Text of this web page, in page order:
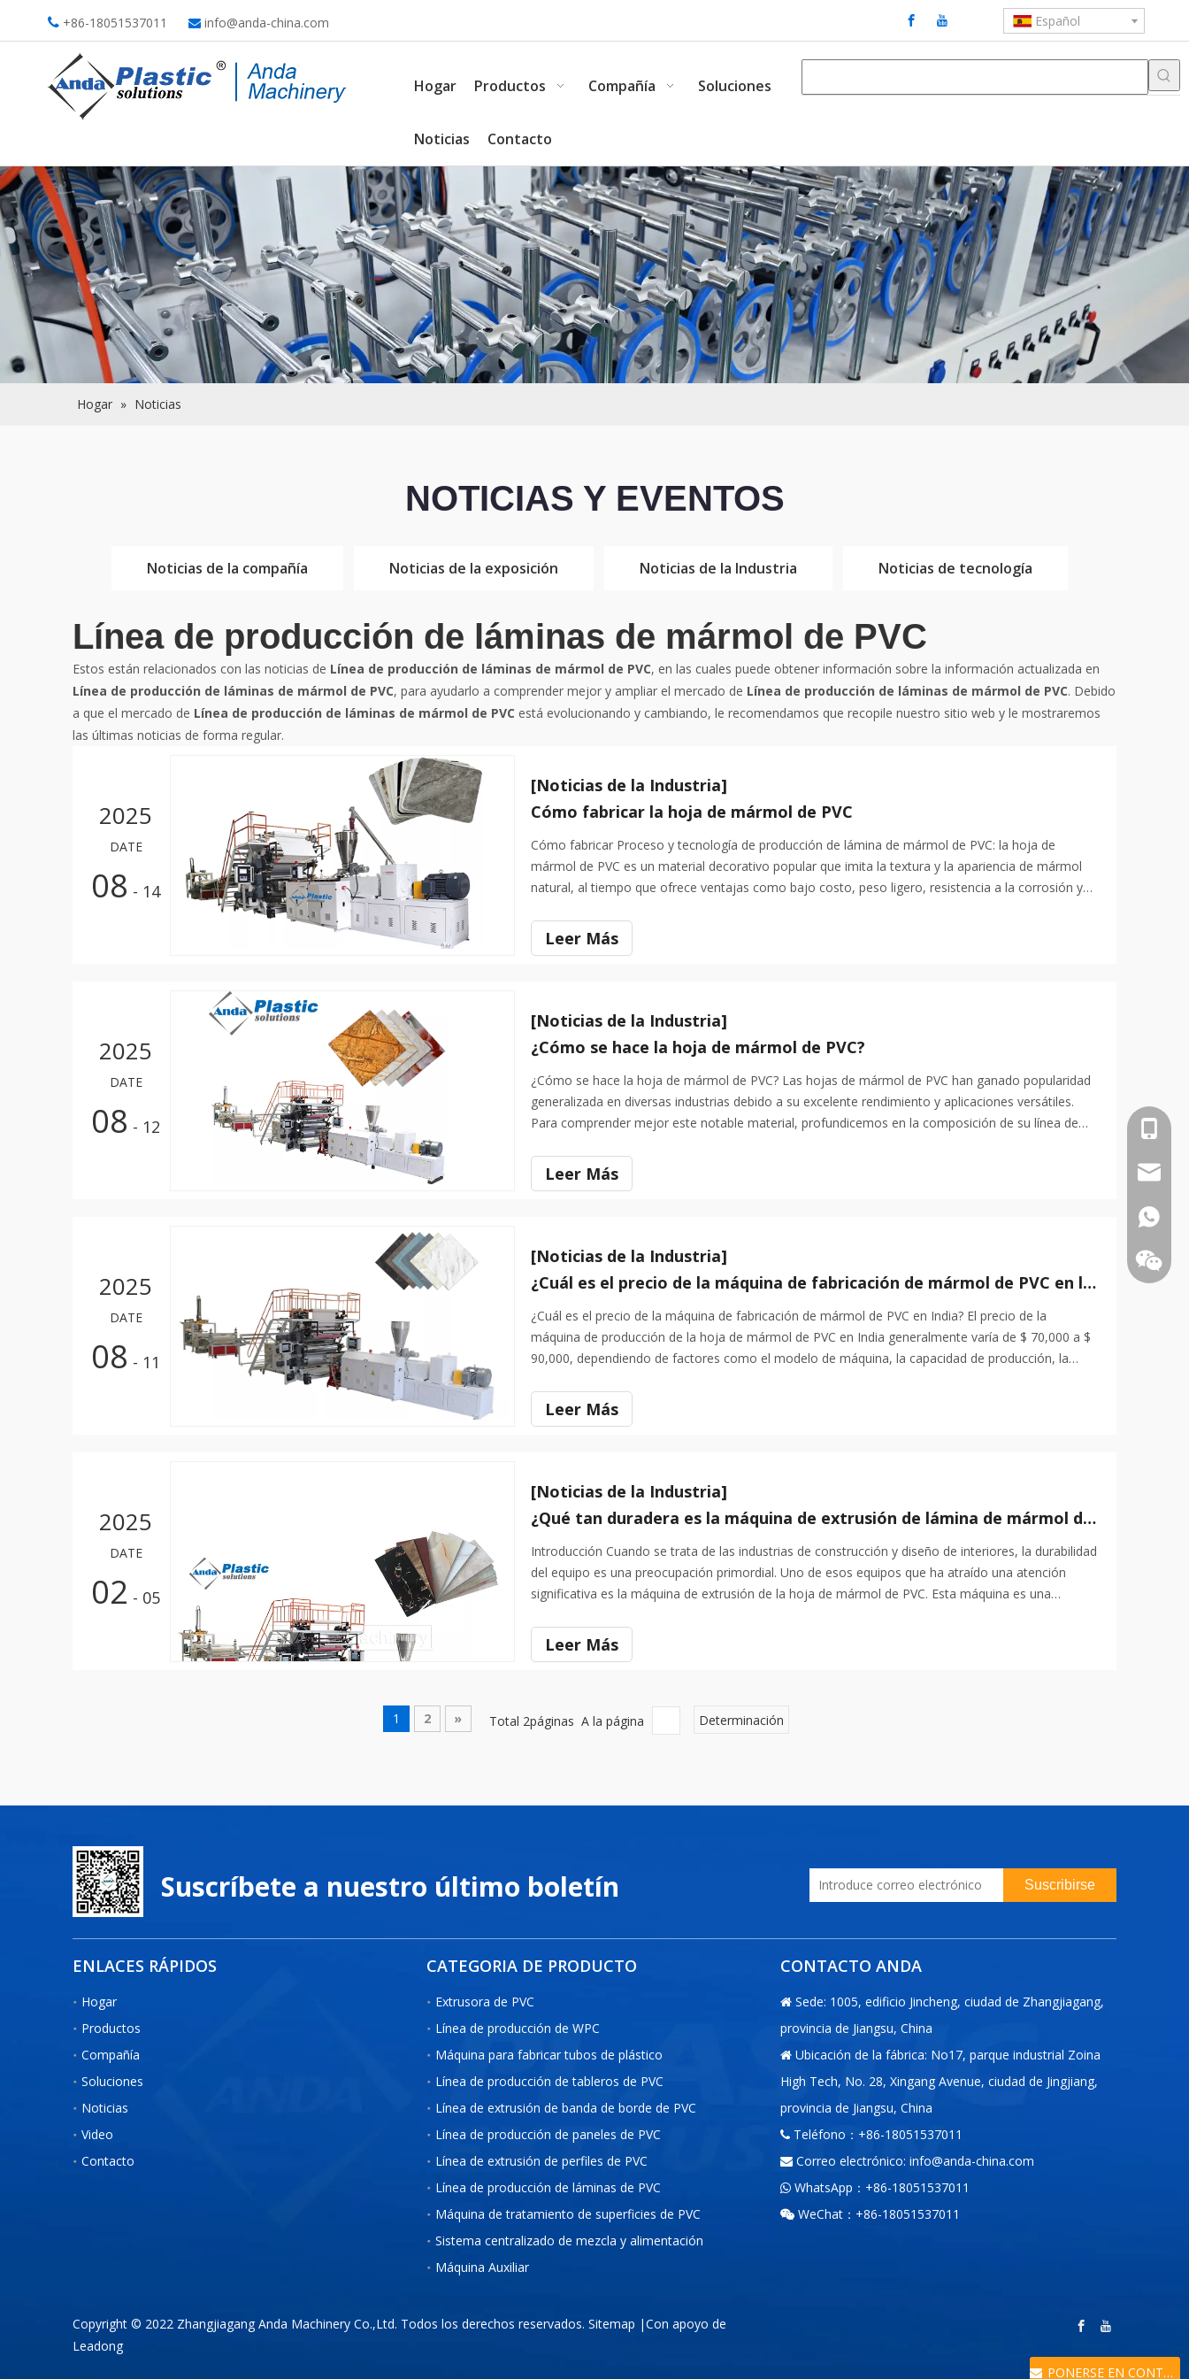
 +86-18051537011  info@anda-china.com Español
Hogar Productos Compañía Soluciones
Noticias Contacto
Hogar » Noticias
NOTICIAS Y EVENTOS
Noticias de la compañía Noticias de la exposición Noticias de la Industria Noticias de tecnología
Línea de producción de láminas de mármol de PVC
Estos están relacionados con las noticias de Línea de producción de láminas de mármol de PVC, en las cuales puede obtener información sobre la información actualizada en
Línea de producción de láminas de mármol de PVC, para ayudarlo a comprender mejor y ampliar el mercado de Línea de producción de láminas de mármol de PVC. Debido
a que el mercado de Línea de producción de láminas de mármol de PVC está evolucionando y cambiando, le recomendamos que recopile nuestro sitio web y le mostraremos
las últimas noticias de forma regular.
2025
DATE
08 - 14
[Noticias de la Industria]
Cómo fabricar la hoja de mármol de PVC
Cómo fabricar Proceso y tecnología de producción de lámina de mármol de PVC: la hoja de
mármol de PVC es un material decorativo popular que imita la textura y la apariencia de mármol
natural, al tiempo que ofrece ventajas como bajo costo, peso ligero, resistencia a la corrosión y
Leer Más
2025
DATE
08 - 12
[Noticias de la Industria]
¿Cómo se hace la hoja de mármol de PVC?
¿Cómo se hace la hoja de mármol de PVC? Las hojas de mármol de PVC han ganado popularidad
generalizada en diversas industrias debido a su excelente rendimiento y aplicaciones versátiles.
Para comprender mejor este notable material, profundicemos en la composición de su línea de
Leer Más
2025
DATE
08 - 11
[Noticias de la Industria]
¿Cuál es el precio de la máquina de fabricación de mármol de PVC en la India?
¿Cuál es el precio de la máquina de fabricación de mármol de PVC en India? El precio de la
máquina de producción de la hoja de mármol de PVC en India generalmente varía de $ 70,000 a $
90,000, dependiendo de factores como el modelo de máquina, la capacidad de producción, la
Leer Más
2025
DATE
02 - 05
[Noticias de la Industria]
¿Qué tan duradera es la máquina de extrusión de lámina de mármol de PVC?
Introducción Cuando se trata de las industrias de construcción y diseño de interiores, la durabilidad
del equipo es una preocupación primordial. Uno de esos equipos que ha atraído una atención
significativa es la máquina de extrusión de la hoja de mármol de PVC. Esta máquina es una
Leer Más
1 2 » Total 2páginas A la página Determinación
Suscríbete a nuestro último boletín Suscribirse
ENLACES RÁPIDOS
Hogar
Productos
Compañía
Soluciones
Noticias
Video
Contacto
CATEGORIA DE PRODUCTO
Extrusora de PVC
Línea de producción de WPC
Máquina para fabricar tubos de plástico
Línea de producción de tableros de PVC
Línea de extrusión de banda de borde de PVC
Línea de producción de paneles de PVC
Línea de extrusión de perfiles de PVC
Línea de producción de láminas de PVC
Máquina de tratamiento de superficies de PVC
Sistema centralizado de mezcla y alimentación
Máquina Auxiliar
CONTACTO ANDA
 Sede: 1005, edificio Jincheng, ciudad de Zhangjiagang,
provincia de Jiangsu, China
 Ubicación de la fábrica: No17, parque industrial Zoina
High Tech, No. 28, Xingang Avenue, ciudad de Jingjiang,
provincia de Jiangsu, China
 Teléfono：+86-18051537011
 Correo electrónico: info@anda-china.com
 WhatsApp：+86-18051537011
 WeChat：+86-18051537011
+86-
+86-
PONERSE EN CONTACTO
Copyright © 2022 Zhangjiagang Anda Machinery Co.,Ltd. Todos los derechos reservados. Sitemap |Con apoyo de
Leadong